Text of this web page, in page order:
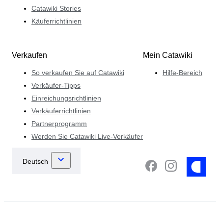
Catawiki Stories
Käuferrichtlinien
Verkaufen
So verkaufen Sie auf Catawiki
Verkäufer-Tipps
Einreichungsrichtlinien
Verkäuferrichtlinien
Partnerprogramm
Werden Sie Catawiki Live-Verkäufer
Mein Catawiki
Hilfe-Bereich